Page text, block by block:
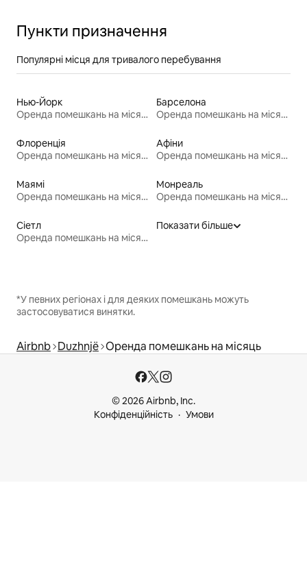
Пункти призначення
Популярні місця для тривалого перебування
Нью-Йорк
Оренда помешкань на місяць
Барселона
Оренда помешкань на місяць
Флоренція
Оренда помешкань на місяць
Афіни
Оренда помешкань на місяць
Маямі
Оренда помешкань на місяць
Монреаль
Оренда помешкань на місяць
Сіетл
Оренда помешкань на місяць
Показати більше
*У певних регіонах і для деяких помешкань можуть
застосовуватися винятки.
Airbnb Duzhnjë Оренда помешкань на місяць
© 2026 Airbnb, Inc.
Конфіденційність
Умови